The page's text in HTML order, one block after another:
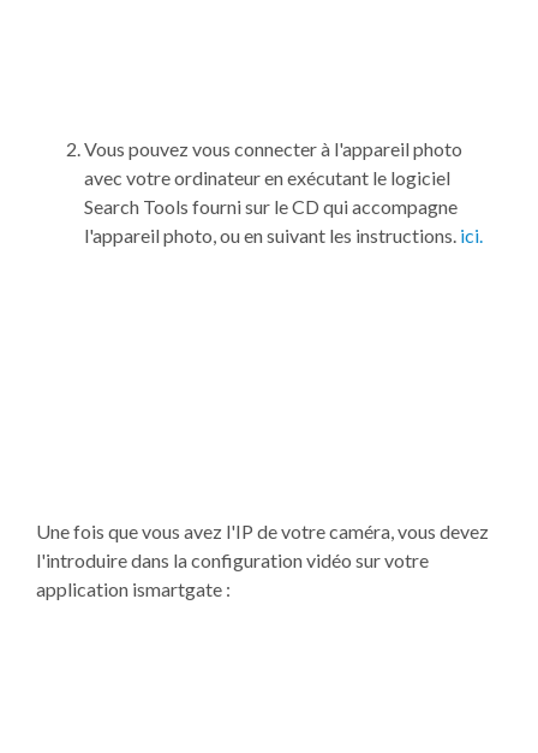
Vous pouvez vous connecter à l'appareil photo
avec votre ordinateur en exécutant le logiciel
Search Tools fourni sur le CD qui accompagne
l'appareil photo, ou en suivant les instructions. ici.
Une fois que vous avez l'IP de votre caméra, vous devez
l'introduire dans la configuration vidéo sur votre
application ismartgate :